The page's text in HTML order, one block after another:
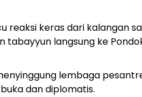
reaksi keras dari kalangan
langsung ke
lembaga
dan diplomatis.